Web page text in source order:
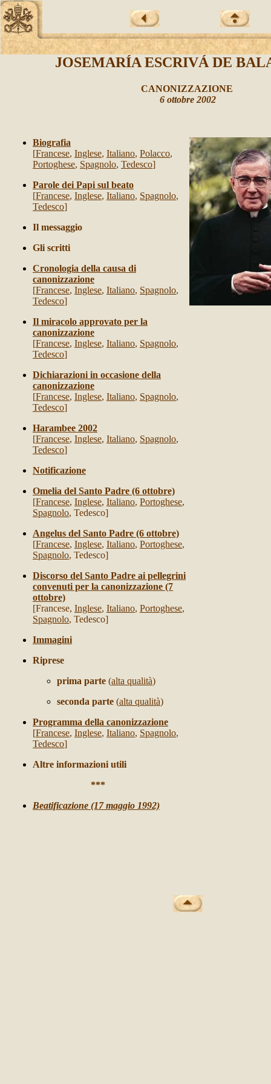
JOSEMARÍA ESCRIVÁ DE
CANONIZZAZIONE
6 ottobre 2002
Biografia
[Francese, Inglese, Italiano, Polacco,
Portoghese, Spagnolo, Tedesco]
Parole dei Papi sul beato
[Francese, Inglese, Italiano, Spagnolo,
Tedesco]
Il messaggio
Gli scritti
Cronologia della causa di
canonizzazione
[Francese, Inglese, Italiano, Spagnolo,
Tedesco]
Il miracolo approvato per la
canonizzazione
[Francese, Inglese, Italiano, Spagnolo,
Tedesco]
Dichiarazioni in occasione della
canonizzazione
[Francese, Inglese, Italiano, Spagnolo,
Tedesco]
Harambee 2002
[Francese, Inglese, Italiano, Spagnolo,
Tedesco]
Notificazione
Omelia del Santo Padre (6 ottobre)
[Francese, Inglese, Italiano, Portoghese,
Spagnolo, Tedesco]
Angelus del Santo Padre (6 ottobre)
[Francese, Inglese, Italiano, Portoghese,
Spagnolo, Tedesco]
Discorso del Santo Padre ai pellegrini
convenuti per la canonizzazione (7
ottobre)
[Francese, Inglese, Italiano, Portoghese,
Spagnolo, Tedesco]
Immagini
Riprese
prima parte (alta qualità)
seconda parte (alta qualità)
Programma della canonizzazione
[Francese, Inglese, Italiano, Spagnolo,
Tedesco]
Altre informazioni utili
***
Beatificazione (17 maggio 1992)